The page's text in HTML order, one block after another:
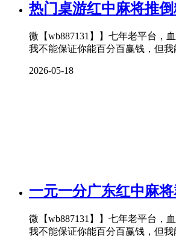
热门桌游红中麻将推
微【wb887131】】七年老平台，
我不能保证你能百分百赢钱，但
2026-05-18
一元一分广东红中麻
微【wb887131】】七年老平台，
我不能保证你能百分百赢钱，但